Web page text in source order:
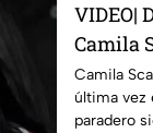
VIDEO|
Camila
años;
urgente
Camila
última vez
paradero